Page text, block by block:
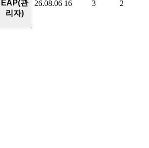
EAP(관
리자)
26.08.06 16 3 2